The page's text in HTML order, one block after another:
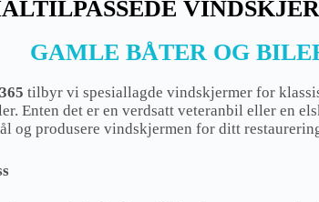
GAMLE BÅTER OG
tilbyr vi spesiallagde vindskjermer for
Enten det er en verdsatt veteranbil eller en
og produsere vindskjermen for ditt